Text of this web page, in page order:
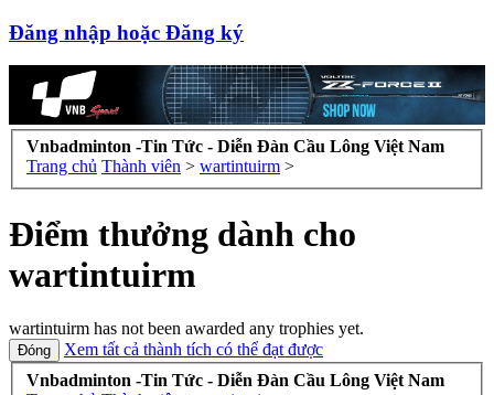
Đăng nhập hoặc Đăng ký
Vnbadminton -Tin Tức - Diễn Đàn Cầu Lông Việt Nam
Trang chủ Thành viên > wartintuirm >
Điểm thưởng dành cho
wartintuirm
wartintuirm has not been awarded any trophies yet.
Xem tất cả thành tích có thể đạt được
Vnbadminton -Tin Tức - Diễn Đàn Cầu Lông Việt Nam